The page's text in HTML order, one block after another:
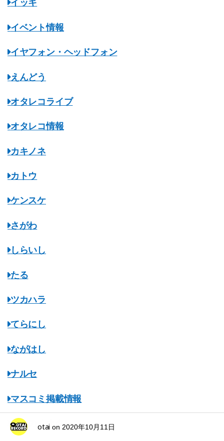
イッキ
イベント情報
イヤフォン・ヘッドフォン
えんどう
オタレコライブ
オタレコ情報
カキノネ
カトウ
ケンスケ
さがわ
しらいし
たる
ツカハラ
てらにし
ながはし
ナルセ
マスコミ掲載情報
みちのくオタレコ
otai on 2020年10月11日